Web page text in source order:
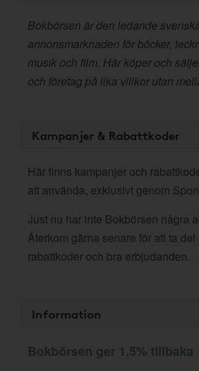
Bokbörsen är den ledande
annonsmarknaden för böcker,
musik och film. Här köper och
och företag på lika villkor utan
Kampanjer & Rabattkoder
Här finns kampanjer och
att använda, exklusivt genom
Just nu har inte Bokbörsen några
Återkom gärna senare för att ta
rabattkoder och bra erbjudanden.
Information
Bokbörsen ger 1,5% tillbaka